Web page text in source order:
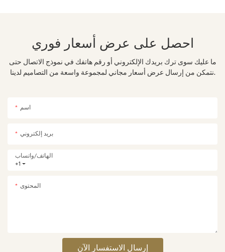
احصل على عرض أسعار فوري
ما عليك سوى ترك بريدك الإلكتروني أو رقم هاتفك في نموذج الاتصال حتى
نتمكن من إرسال عرض أسعار مجاني لمجموعة واسعة من التصاميم لدينا.
اسم
بريد إلكتروني
+1
الهاتف/واتساب
المحتوى
إرسال الاستفسار الآن